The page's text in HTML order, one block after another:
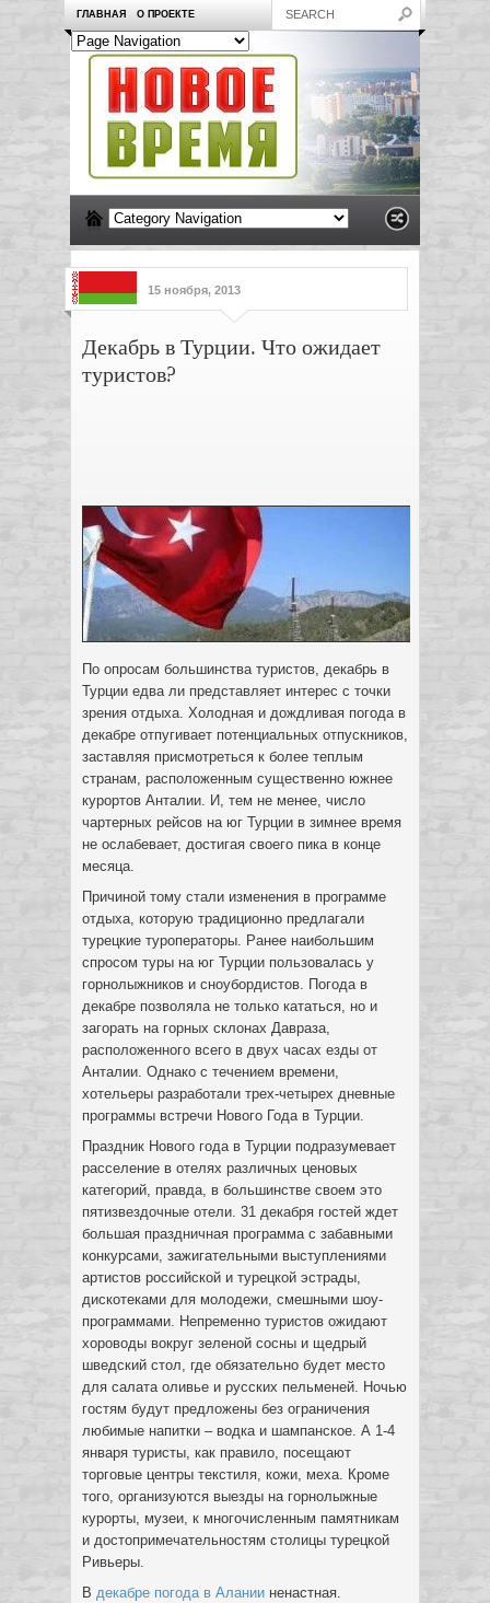
ГЛАВНАЯ О ПРОЕКТЕ
15 ноября, 2013
Декабрь в Турции. Что ожидает
туристов?
По опросам большинства туристов, декабрь в
Турции едва ли представляет интерес с точки
зрения отдыха. Холодная и дождливая погода в
декабре отпугивает потенциальных отпускников,
заставляя присмотреться к более теплым
странам, расположенным существенно южнее
курортов Анталии. И, тем не менее, число
чартерных рейсов на юг Турции в зимнее время
не ослабевает, достигая своего пика в конце
месяца.
Причиной тому стали изменения в программе
отдыха, которую традиционно предлагали
турецкие туроператоры. Ранее наибольшим
спросом туры на юг Турции пользовалась у
горнолыжников и сноубордистов. Погода в
декабре позволяла не только кататься, но и
загорать на горных склонах Давраза,
расположенного всего в двух часах езды от
Анталии. Однако с течением времени,
хотельеры разработали трех-четырех дневные
программы встречи Нового Года в Турции.
Праздник Нового года в Турции подразумевает
расселение в отелях различных ценовых
категорий, правда, в большинстве своем это
пятизвездочные отели. 31 декабря гостей ждет
большая праздничная программа с забавными
конкурсами, зажигательными выступлениями
артистов российской и турецкой эстрады,
дискотеками для молодежи, смешными шоу-
программами. Непременно туристов ожидают
хороводы вокруг зеленой сосны и щедрый
шведский стол, где обязательно будет место
для салата оливье и русских пельменей. Ночью
гостям будут предложены без ограничения
любимые напитки – водка и шампанское. А 1-4
января туристы, как правило, посещают
торговые центры текстиля, кожи, меха. Кроме
того, организуются выезды на горнолыжные
курорты, музеи, к многочисленным памятникам
и достопримечательностям столицы турецкой
Ривьеры.
В декабре погода в Алании ненастная.